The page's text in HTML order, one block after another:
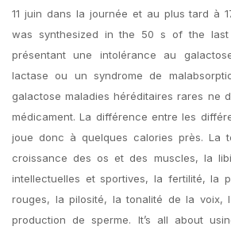
11 juin dans la journée et au plus tard à
was synthesized in the 50 s of the last
présentant une intolérance au
lactase ou un syndrome de
galactose maladies héréditaires rares ne
médicament. La différence entre les
joue donc à quelques calories près. La
croissance des os et des muscles, la
intellectuelles et sportives, la fertilité, la
rouges, la pilosité, la tonalité de la voix,
production de sperme. It’s all about